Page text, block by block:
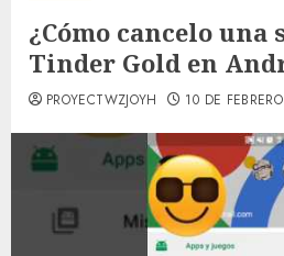
¿Cómo cancelo
Tinder Gold en
PROYECTWZJOYH 10 DE